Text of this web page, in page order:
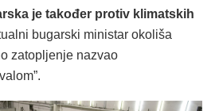
je također protiv klimatskih
bugarski ministar okoliša
zatopljenje nazvao